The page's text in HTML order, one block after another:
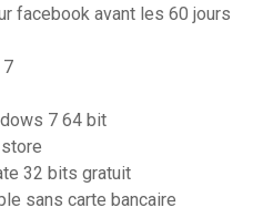
facebook avant les 60 jours
7
7 64 bit
32 bits gratuit
sans carte bancaire